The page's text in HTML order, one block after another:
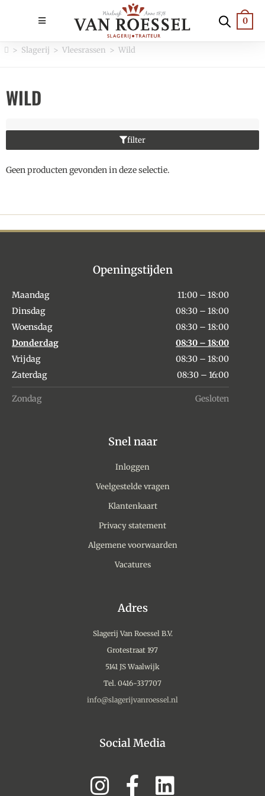
0
> Slagerij > Vleesrassen > Wild
WILD
filter
Geen producten gevonden in deze selectie.
Openingstijden
Maandag
11:00 – 18:00
Dinsdag
08:30 – 18:00
Woensdag
08:30 – 18:00
Donderdag
08:30 – 18:00
Vrijdag
08:30 – 18:00
Zaterdag
08:30 – 16:00
Zondag Gesloten
Snel naar
Inloggen
Veelgestelde vragen
Klantenkaart
Privacy statement
Algemene voorwaarden
Vacatures
Adres
Slagerij Van Roessel B.V.
Grotestraat 197
5141 JS Waalwijk
Tel. 0416-337707
info@slagerijvanroessel.nl
Social Media